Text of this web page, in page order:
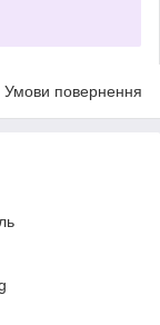
Умови повернення